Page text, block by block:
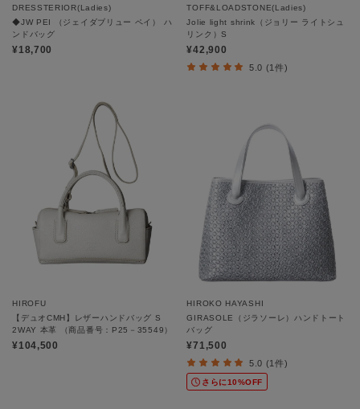
DRESSTERIOR(Ladies)
◆JW PEI （ジェイダブリュー ペイ） ハ
ンドバッグ
¥18,700
TOFF&LOADSTONE(Ladies)
Jolie light shrink（ジョリー ライトシュ
リンク）S
¥42,900
5.0 (1件)
HIROFU
【デュオCMH】レザーハンドバッグ S
2WAY 本革 （商品番号：P25－35549）
¥104,500
HIROKO HAYASHI
GIRASOLE（ジラソーレ）ハンドトート
バッグ
¥71,500
5.0 (1件)
さらに10%OFF